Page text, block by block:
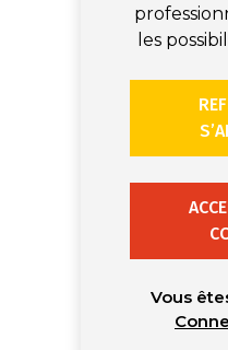
les
Vous